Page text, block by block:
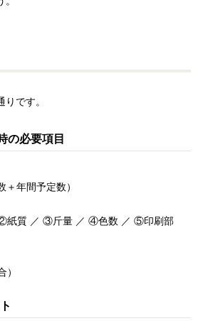
です。
の必要項目
＋年間予定数）
紙質 ／ ③斤量 ／ ④色数 ／ ⑤印刷部
）